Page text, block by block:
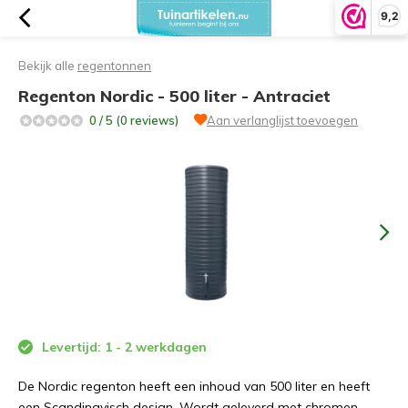
9,2
Bekijk alle regentonnen
Regenton Nordic - 500 liter - Antraciet
0 / 5 (0 reviews) Aan verlanglijst toevoegen
Levertijd: 1 - 2 werkdagen
De Nordic regenton heeft een inhoud van 500 liter en heeft